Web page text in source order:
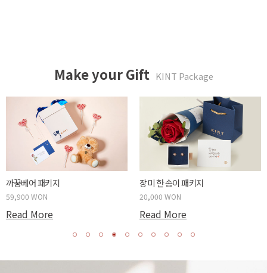
Make your Gift KINT Package
두근두근 박스 패키지
59,900 WON
Read More
사랑하는 당신에게 패키지
20,000 WON
Read More